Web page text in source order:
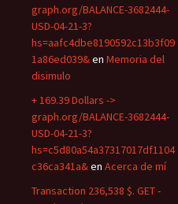
graph.org/BALANCE-3682444-
USD-04-21-3?
hs=aafc4dbe8190592c13b3f09
1a86ed039&en Memoria del
disimulo
+ 169.39 Dollars ->
graph.org/BALANCE-3682444-
USD-04-21-3?
hs=c5d80a54a37317017df1104
c36ca341a&en Acerca de mí
Transaction 236,538 $. GET -